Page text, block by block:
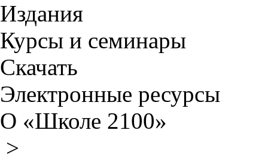
Издания
Курсы и семинары
Скачать
Электронные ресурсы
О «Школе 2100»
>